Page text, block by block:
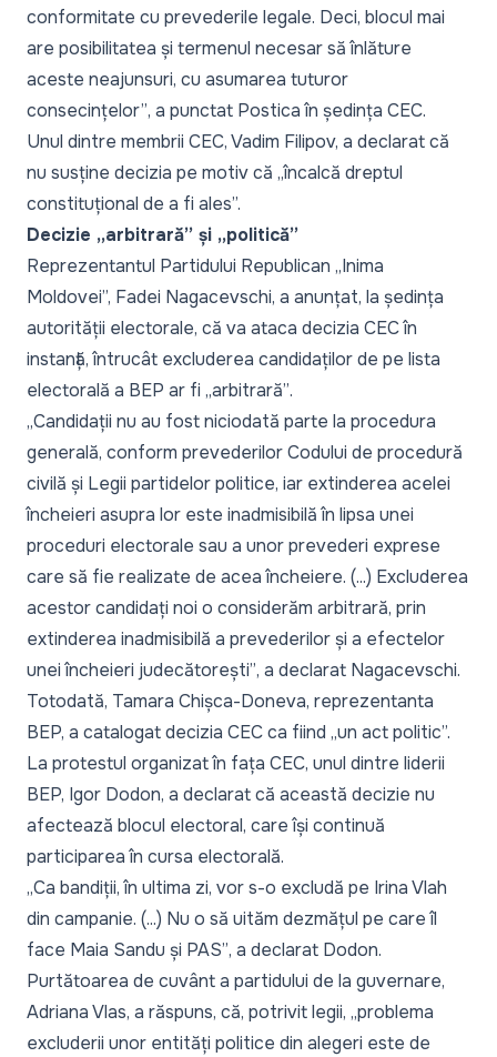
conformitate cu prevederile legale. Deci, blocul mai
are posibilitatea și termenul necesar să înlăture
aceste neajunsuri, cu asumarea tuturor
consecințelor”, a punctat Postica în ședința CEC.
Unul dintre membrii CEC, Vadim Filipov, a declarat că
nu susține decizia pe motiv că „încalcă dreptul
constituțional de a fi ales”.
Decizie „arbitrară” și „politică”
Reprezentantul Partidului Republican „Inima
Moldovei”, Fadei Nagacevschi, a anunțat, la ședința
autorității electorale, că va ataca decizia CEC în
instanță, întrucât excluderea candidaților de pe lista
electorală a BEP ar fi „arbitrară”.
„Candidații nu au fost niciodată parte la procedura
generală, conform prevederilor Codului de procedură
civilă și Legii partidelor politice, iar extinderea acelei
încheieri asupra lor este inadmisibilă în lipsa unei
proceduri electorale sau a unor prevederi exprese
care să fie realizate de acea încheiere. (...) Excluderea
acestor candidați noi o considerăm arbitrară, prin
extinderea inadmisibilă a prevederilor și a efectelor
unei încheieri judecătorești”, a declarat Nagacevschi.
Totodată, Tamara Chișca-Doneva, reprezentanta
BEP, a catalogat decizia CEC ca fiind „un act politic”.
La protestul organizat în fața CEC, unul dintre liderii
BEP, Igor Dodon, a declarat că această decizie nu
afectează blocul electoral, care își continuă
participarea în cursa electorală.
„Ca bandiții, în ultima zi, vor s-o excludă pe Irina Vlah
din campanie. (...) Nu o să uităm dezmățul pe care îl
face Maia Sandu și PAS”, a declarat Dodon.
Purtătoarea de cuvânt a partidului de la guvernare,
Adriana Vlas, a răspuns, că, potrivit legii, „problema
excluderii unor entități politice din alegeri este de